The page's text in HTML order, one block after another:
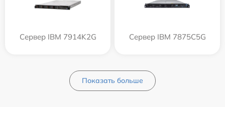
Сервер IBM 7914K2G Сервер IBM 7875C5G
Показать больше